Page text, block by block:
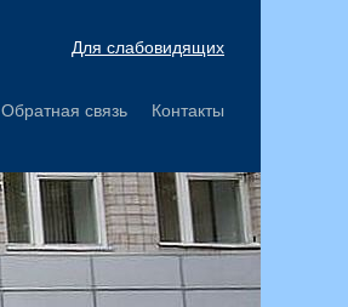
Для слабовидящих
Обратная связь Контакты